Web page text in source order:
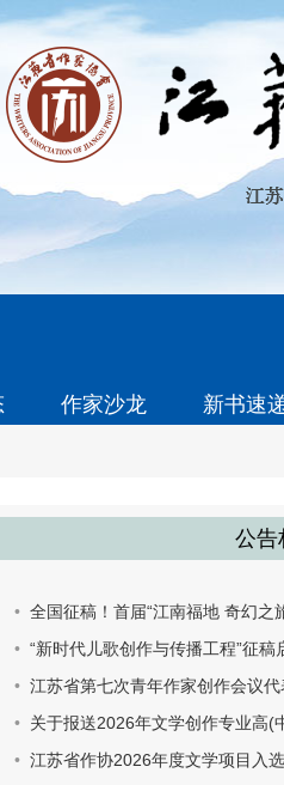
作家沙龙 新书速
公告
全国征稿！首届“江南福地 奇幻之
“新时代儿歌创作与传播工程”征稿
江苏省第七次青年作家创作会议
关于报送2026年文学创作专业高(中
江苏省作协2026年度文学项目入